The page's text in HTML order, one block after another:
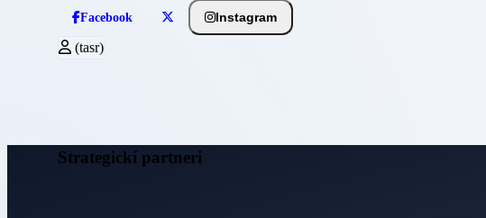
Facebook Instagram
(tasr)
Strategickí partneri